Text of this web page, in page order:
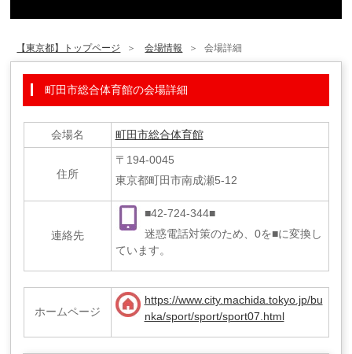
【東京都】トップページ 会場情報 会場詳細
町田市総合体育館の会場詳細
会場名 町田市総合体育館
住所
〒194-0045
東京都町田市南成瀬5-12
連絡先
■42-724-344■
迷惑電話対策のため、0を■に変換し
ています。
ホームページ
https://www.city.machida.tokyo.jp/bu
nka/sport/sport/sport07.html